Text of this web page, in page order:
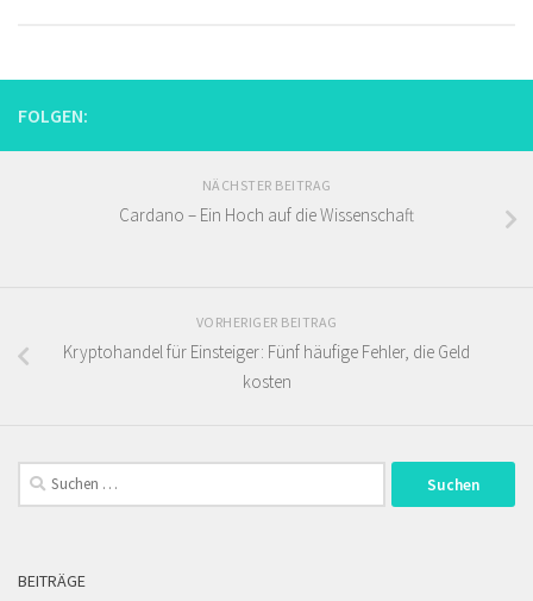
FOLGEN:
NÄCHSTER BEITRAG
Cardano – Ein Hoch auf die Wissenschaft
VORHERIGER BEITRAG
Kryptohandel für Einsteiger: Fünf häufige Fehler, die Geld
kosten
Suchen
nach:
BEITRÄGE